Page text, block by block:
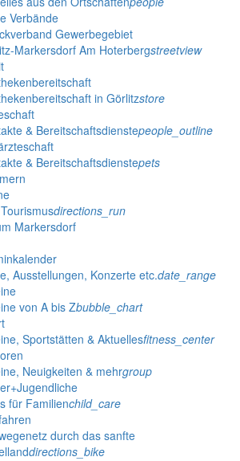
Verbände
Gewerbegebiet
Markersdorf Am Hoterbergstreetview
in Görlitzstore
& Bereitschaftsdienstepeople_outline
& Bereitschaftsdienstepets
directions_run
Markersdorf
Ausstellungen, Konzerte etc.date_range
von A bis Zbubble_chart
Sportstätten & Aktuellesfitness_center
Neuigkeiten & mehrgroup
für Familienchild_care
durch das sanfte
directions_bike